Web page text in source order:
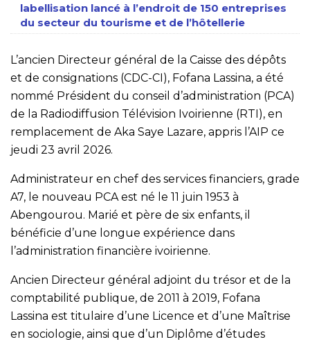
labellisation lancé à l’endroit de 150 entreprises
du secteur du tourisme et de l’hôtellerie
L’ancien Directeur général de la Caisse des dépôts
et de consignations (CDC-CI), Fofana Lassina, a été
nommé Président du conseil d’administration (PCA)
de la Radiodiffusion Télévision Ivoirienne (RTI), en
remplacement de Aka Saye Lazare, appris l’AIP ce
jeudi 23 avril 2026.
Administrateur en chef des services financiers, grade
A7, le nouveau PCA est né le 11 juin 1953 à
Abengourou. Marié et père de six enfants, il
bénéficie d’une longue expérience dans
l’administration financière ivoirienne.
Ancien Directeur général adjoint du trésor et de la
comptabilité publique, de 2011 à 2019, Fofana
Lassina est titulaire d’une Licence et d’une Maîtrise
en sociologie, ainsi que d’un Diplôme d’études